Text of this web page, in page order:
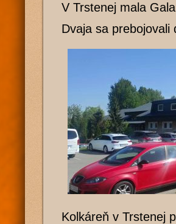
V Trstenej mala
Dvaja sa
Kolkáreň v Trstenej